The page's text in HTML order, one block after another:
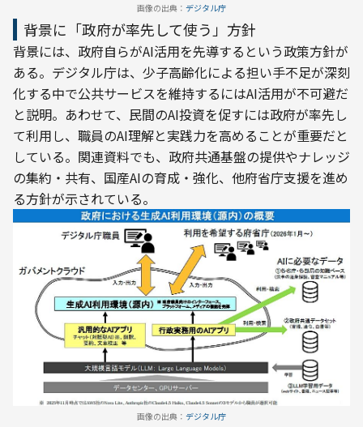
画像の出典： デジタル庁
背景に「政府が率先して使う」方針
背景には、政府自らがAI活用を先導するという政策方針が
ある。デジタル庁は、少子高齢化による担い手不足が深刻
化する中で公共サービスを維持するにはAI活用が不可避だ
と説明。あわせて、民間のAI投資を促すには政府が率先し
て利用し、職員のAI理解と実践力を高めることが重要だと
している。関連資料でも、政府共通基盤の提供やナレッジ
の集約・共有、国産AIの育成・強化、他府省庁支援を進め
る方針が示されている。
画像の出典： デジタル庁